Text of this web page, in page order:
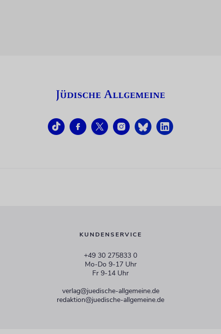
KUNDENSERVICE
+49 30 275833 0
Mo-Do 9-17 Uhr
Fr 9-14 Uhr
verlag@juedische-allgemeine.de
redaktion@juedische-allgemeine.de